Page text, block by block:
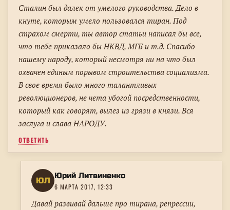
Сталин был далек от умелого руководства. Дело в
кнуте, которым умело пользовался тиран. Под
страхом смерти, ты автор статьи написал бы все,
что тебе приказало бы НКВД, МГБ и т.д. Спасибо
нашему народу, который несмотря ни на что был
охвачен единым порывом строительства социализма.
В свое время было много талантливых
революционеров, не чета убогой посредственности,
который как говорят, вылез из грязи в князи. Вся
заслуга и слава НАРОДУ.
ОТВЕТИТЬ
ЮЛ Юрий Литвиненко
6 МАРТА 2017, 12:33
Давай развивай дальше про тирана, репрессии,